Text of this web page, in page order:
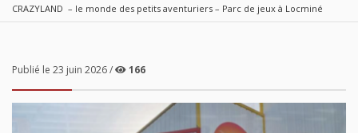
CRAZYLAND  – le monde des petits aventuriers – Parc de jeux à Locminé
Publié le 23 juin 2026 / 166